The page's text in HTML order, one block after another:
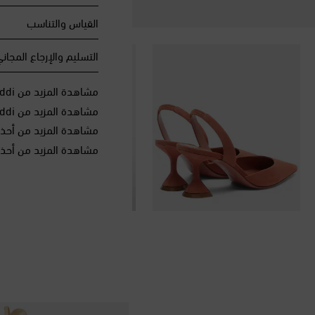
القياس والتناسب
التسليم والإرجاع
مشاهدة المزيد من Amina Muaddi
مشاهدة المزيد من Amina Muaddi الأحذية
مشاهدة المزيد من
مشاهدة المزيد من